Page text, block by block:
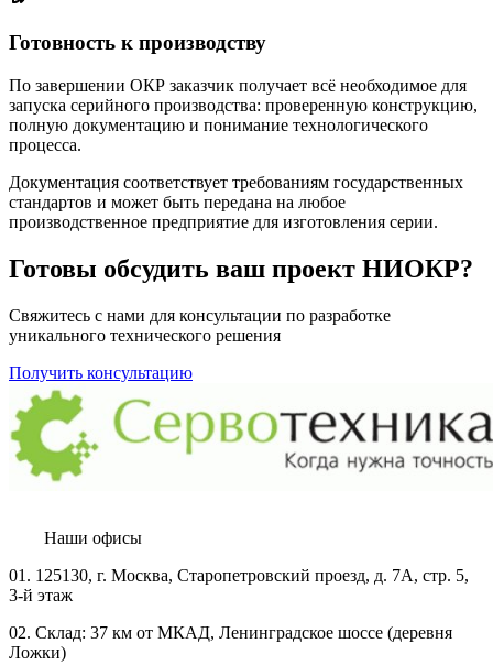
Готовность к производству
По завершении ОКР заказчик получает всё необходимое для
запуска серийного производства: проверенную конструкцию,
полную документацию и понимание технологического
процесса.
Документация соответствует требованиям государственных
стандартов и может быть передана на любое
производственное предприятие для изготовления серии.
Готовы обсудить ваш проект НИОКР?
Свяжитесь с нами для консультации по разработке
уникального технического решения
Получить консультацию
Наши офисы
01. 125130, г. Москва, Старопетровский проезд, д. 7А, стр. 5,
3-й этаж
02. Склад: 37 км от МКАД, Ленинградское шоссе (деревня
Ложки)